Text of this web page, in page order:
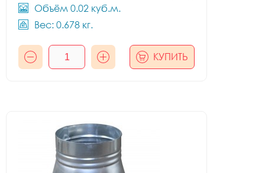
Объём 0.02 куб.м.
Вес: 0.678 кг.
КУПИТЬ